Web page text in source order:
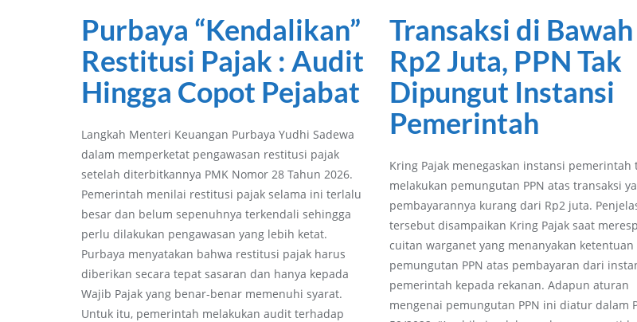
Purbaya “Kendalikan”
Restitusi Pajak : Audit
Hingga Copot Pejabat
Langkah Menteri Keuangan Purbaya Yudhi Sadewa
dalam memperketat pengawasan restitusi pajak
setelah diterbitkannya PMK Nomor 28 Tahun 2026.
Pemerintah menilai restitusi pajak selama ini terlalu
besar dan belum sepenuhnya terkendali sehingga
perlu dilakukan pengawasan yang lebih ketat.
Purbaya menyatakan bahwa restitusi pajak harus
diberikan secara tepat sasaran dan hanya kepada
Wajib Pajak yang benar-benar memenuhi syarat.
Untuk itu, pemerintah melakukan audit terhadap
Transaksi di Bawah
Rp2 Juta, PPN Tak
Dipungut Instansi
Pemerintah
Kring Pajak menegaskan instansi pemerintah
melakukan pemungutan PPN atas transaksi
pembayarannya kurang dari Rp2 juta.
tersebut disampaikan Kring Pajak saat
cuitan warganet yang menanyakan ketentuan
pemungutan PPN atas pembayaran dari
pemerintah kepada rekanan. Adapun aturan
mengenai pemungutan PPN ini diatur dalam